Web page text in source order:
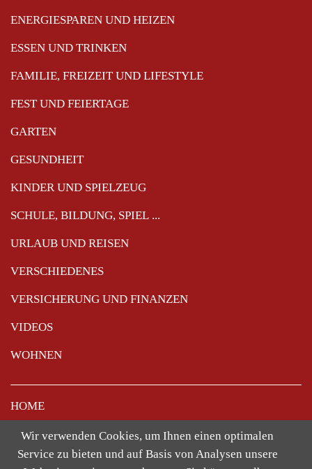
Wir verwenden Cookies, um Ihnen einen optimalen
Service zu bieten und auf Basis von Analysen unsere
ENERGIESPAREN UND HEIZEN
ESSEN UND TRINKEN
FAMILIE, FREIZEIT UND LIFESTYLE
FEST UND FEIERTAGE
GARTEN
GESUNDHEIT
KINDER UND SPIELZEUG
SCHULE, BILDUNG, SPIEL ...
URLAUB UND REISEN
VERSCHIEDENES
VERSICHERUNG UND FINANZEN
VIDEOS
WOHNEN
Navigation
überspringen
HOME
NUTZUNGSBEDINGUNGEN
TEXTNETZ [:]